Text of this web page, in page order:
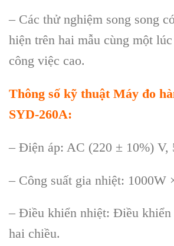
– Các thử nghiệm song song c
hiện trên hai mẫu cùng một l
công việc cao.
Thông số kỹ thuật Máy đo
SYD-260A:
– Điện áp: AC (220 ± 10%) V,
– Công suất gia nhiệt: 1000W
– Điều khiển nhiệt: Điều khiển
hai chiều.